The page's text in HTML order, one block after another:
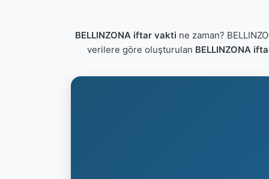
BELLINZONA iftar vakti ne zaman?
verilere göre oluşturulan BELLINZONA